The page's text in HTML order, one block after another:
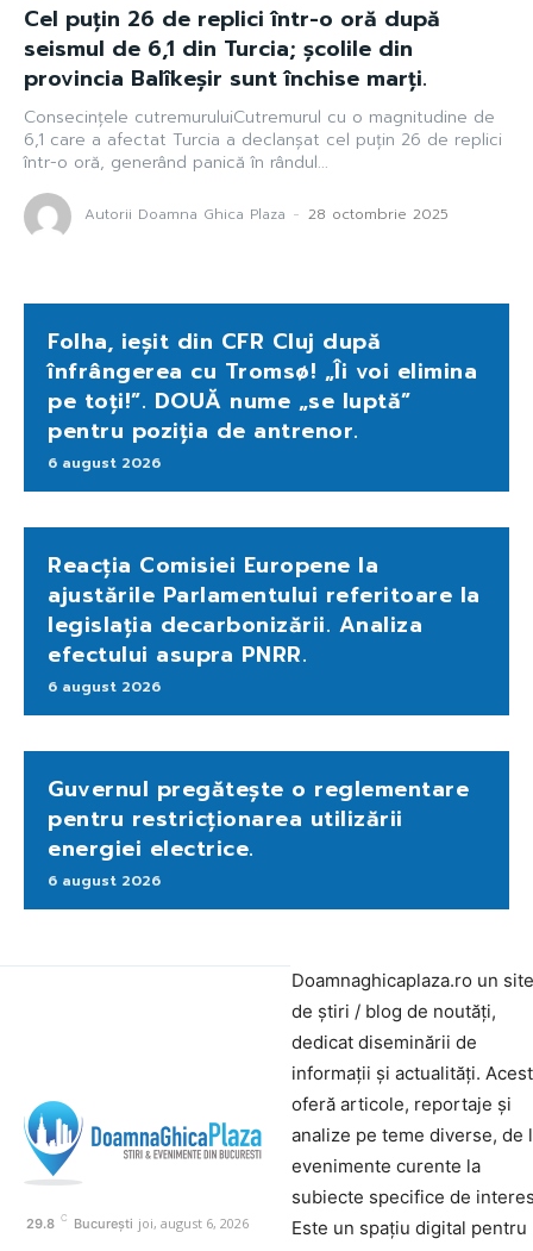
Cel puțin 26 de replici într-o oră după
seismul de 6,1 din Turcia; școlile din
provincia Balîkeșir sunt închise marți.
Consecințele cutremuruluiCutremurul cu o magnitudine de
6,1 care a afectat Turcia a declanșat cel puțin 26 de replici
într-o oră, generând panică în rândul...
Autorii Doamna Ghica Plaza - 28 octombrie 2025
Folha, ieșit din CFR Cluj după
înfrângerea cu Tromsø! „Îi voi elimina
pe toți!”. DOUĂ nume „se luptă”
pentru poziția de antrenor.
6 august 2026
Reacția Comisiei Europene la
ajustările Parlamentului referitoare la
legislația decarbonizării. Analiza
efectului asupra PNRR.
6 august 2026
Guvernul pregătește o reglementare
pentru restricționarea utilizării
energiei electrice.
6 august 2026
29.8 C București joi, august 6, 2026
Doamnaghicaplaza.ro un site
de știri / blog de noutăți,
dedicat diseminării de
informații și actualități.
oferă articole, reportaje și
analize pe teme diverse, de
evenimente curente la
subiecte specifice de
Este un spațiu digital pentru